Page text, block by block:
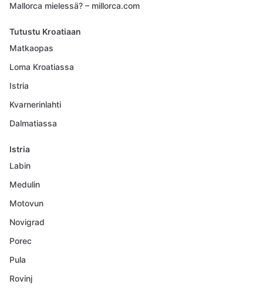
Mallorca mielessä? – millorca.com
Tutustu Kroatiaan
Matkaopas
Loma Kroatiassa
Istria
Kvarnerinlahti
Dalmatiassa
Istria
Labin
Medulin
Motovun
Novigrad
Porec
Pula
Rovinj